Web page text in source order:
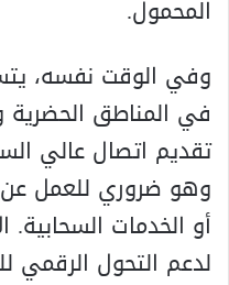
المحمول.
وفي الوقت نفسه،
في المناطق
تقديم اتصال عالي
وهو ضروري للعمل عن
أو الخدمات
لدعم التحول الرقمي